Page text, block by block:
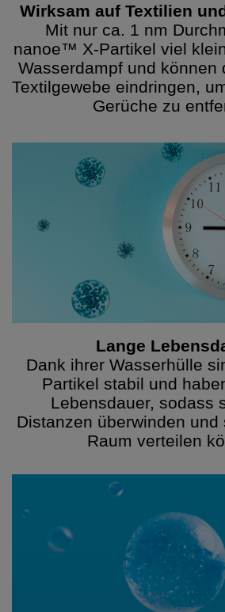
Wirksam auf Textilien
Mit nur ca. 1 nm
nanoe™ X-Partikel viel
Wasserdampf und können
Textilgewebe eindringen,
Gerüche zu
Lange
Dank ihrer Wasserhülle
Partikel stabil und
Lebensdauer, sodass
Distanzen überwinden und
Raum verteilen